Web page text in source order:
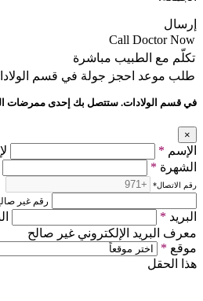
إرسال
Call Doctor Now
تكلّم مع الطبيب مباشرة
طلب موعد احجز جولة في قسم
في قسم الولادات. ستتصل بك إحدى ممرضات
×
الإسم *
الشهرة *
رقم الاتصال*
رقم غير
البريد *
معرف البريد الإلكتروني غير صالح
موقع *
هذا الحقل